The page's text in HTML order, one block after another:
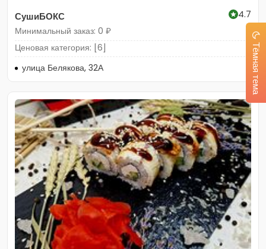
СушиБОКС
4.7
Минимальный заказ: 0 ₽
Ценовая категория: [6]
улица Белякова, 32А
Тёмная тема